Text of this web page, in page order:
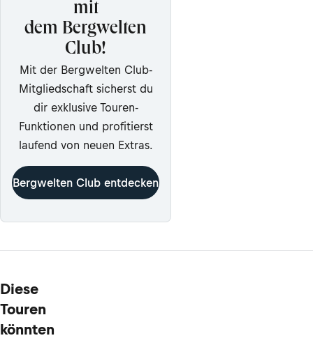
mit
dem Bergwelten
Club!
Mit der Bergwelten Club-
Mitgliedschaft sicherst du
dir exklusive Touren-
Funktionen und profitierst
laufend von neuen Extras.
Bergwelten Club entdecken
Diese
Touren
könnten